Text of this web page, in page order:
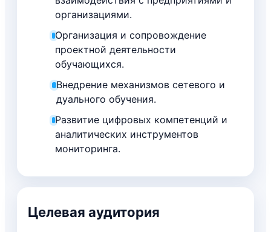
организациями.
Организация и сопровождение
проектной деятельности
обучающихся.
Внедрение механизмов сетевого и
дуального обучения.
Развитие цифровых компетенций и
аналитических инструментов
мониторинга.
Целевая аудитория